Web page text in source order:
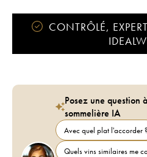
CONTRÔLÉ,
Posez une question
sommelière IA
Avec quel plat l'accorder ?
Quels vins similaires me